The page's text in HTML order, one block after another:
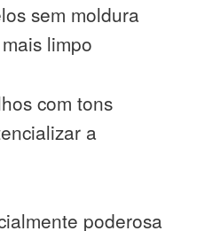
sem moldura
limpo
com tons
a
poderosa